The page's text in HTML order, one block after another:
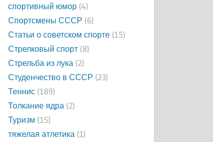
спортивный юмор (4)
Спортсмены СССР (6)
Статьи о советском спорте (15)
Стрелковый спорт (8)
Стрельба из лука (2)
Студенчество в СССР (23)
Теннис (189)
Толкание ядра (2)
Туризм (15)
тяжелая атлетика (1)